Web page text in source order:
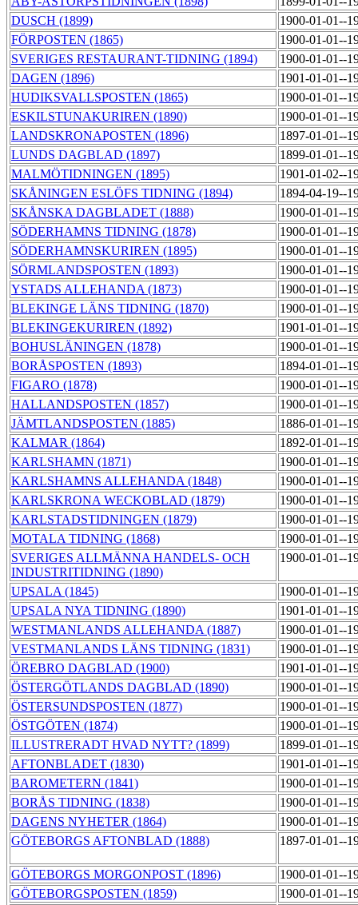
DUSCH (1899)
1900-01-01--
FÖRPOSTEN (1865)
1900-01-01--
SVERIGES RESTAURANT-TIDNING (1894)
1900-01-01--
DAGEN (1896)
1901-01-01--
HUDIKSVALLSPOSTEN (1865)
1900-01-01--
ESKILSTUNAKURIREN (1890)
1900-01-01--
LANDSKRONAPOSTEN (1896)
1897-01-01--
LUNDS DAGBLAD (1897)
1899-01-01--
MALMÖTIDNINGEN (1895)
1901-01-02--
SKÅNINGEN ESLÖFS TIDNING (1894)
1894-04-19--
SKÅNSKA DAGBLADET (1888)
1900-01-01--
SÖDERHAMNS TIDNING (1878)
1900-01-01--
SÖDERHAMNSKURIREN (1895)
1900-01-01--
SÖRMLANDSPOSTEN (1893)
1900-01-01--
YSTADS ALLEHANDA (1873)
1900-01-01--
BLEKINGE LÄNS TIDNING (1870)
1900-01-01--
BLEKINGEKURIREN (1892)
1901-01-01--
BOHUSLÄNINGEN (1878)
1900-01-01--
BORÅSPOSTEN (1893)
1894-01-01--
FIGARO (1878)
1900-01-01--
HALLANDSPOSTEN (1857)
1900-01-01--
JÄMTLANDSPOSTEN (1885)
1886-01-01--
KALMAR (1864)
1892-01-01--
KARLSHAMN (1871)
1900-01-01--
KARLSHAMNS ALLEHANDA (1848)
1900-01-01--
KARLSKRONA WECKOBLAD (1879)
1900-01-01--
KARLSTADSTIDNINGEN (1879)
1900-01-01--
MOTALA TIDNING (1868)
1900-01-01--
SVERIGES ALLMÄNNA HANDELS- OCH
INDUSTRITIDNING (1890)
1900-01-01--
UPSALA (1845)
1900-01-01--
UPSALA NYA TIDNING (1890)
1901-01-01--
WESTMANLANDS ALLEHANDA (1887)
1900-01-01--
VESTMANLANDS LÄNS TIDNING (1831)
1900-01-01--
ÖREBRO DAGBLAD (1900)
1901-01-01--
ÖSTERGÖTLANDS DAGBLAD (1890)
1900-01-01--
ÖSTERSUNDSPOSTEN (1877)
1900-01-01--
ÖSTGÖTEN (1874)
1900-01-01--
ILLUSTRERADT HVAD NYTT? (1899)
1899-01-01--
AFTONBLADET (1830)
1901-01-01--
BAROMETERN (1841)
1900-01-01--
BORÅS TIDNING (1838)
1900-01-01--
DAGENS NYHETER (1864)
1900-01-01--
GÖTEBORGS AFTONBLAD (1888)
1897-01-01--
GÖTEBORGS MORGONPOST (1896)
1900-01-01--
GÖTEBORGSPOSTEN (1859)
1900-01-01--